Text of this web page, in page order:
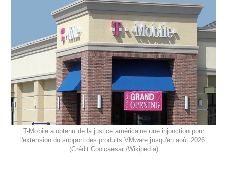
T-Mobile a obtenu de la justice américaine une injonction pour
l'extension du support des produits VMware jusqu'en août 2026.
(Crédit Coolcaesar /Wikipedia)